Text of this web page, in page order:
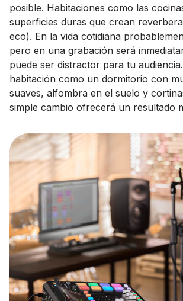
posible. Habitaciones como las
superficies duras que crean
eco). En la vida cotidiana
pero en una grabación será
puede ser distractor para tu
habitación como un dormitorio con
suaves, alfombra en el suelo y
simple cambio ofrecerá un resultado